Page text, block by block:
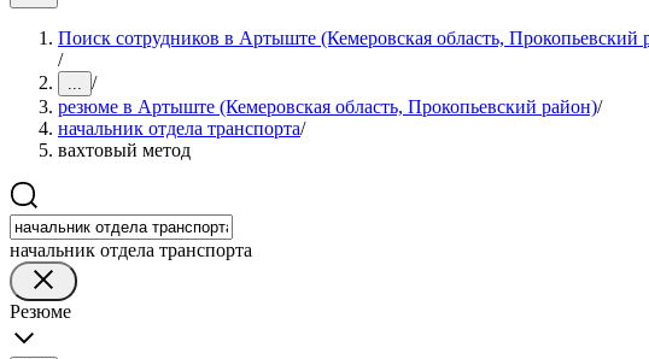
Поиск сотрудников в Артыште (Кемеровская область, Прокопьевский
/
... /
резюме в Артыште (Кемеровская область, Прокопьевский район)/
начальник отдела транспорта/
вахтовый метод
начальник отдела транспорта
Резюме